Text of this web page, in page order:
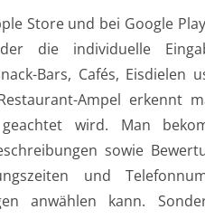
Store und bei Google
die individuelle
Bars, Cafés,
Ampel erkennt
wird. Man
sowie
und
anwählen kann.